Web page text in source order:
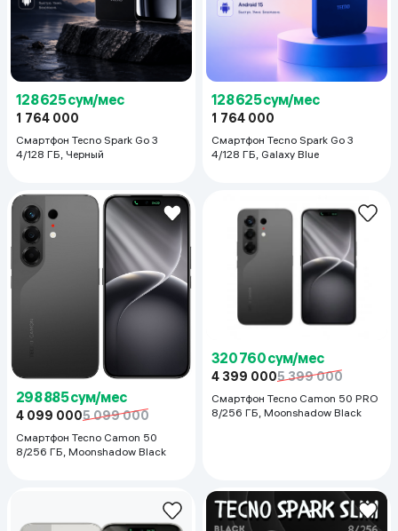
128 625 сум/мес
1 764 000
Смартфон Tecno Spark Go 3
4/128 ГБ, Черный
128 625 сум/мес
1 764 000
Смартфон Tecno Spark Go 3
4/128 ГБ, Galaxy Blue
298 885 сум/мес
4 099 0005 099 000
Смартфон Tecno Camon 50
8/256 ГБ, Moonshadow Black
320 760 сум/мес
4 399 0005 399 000
Смартфон Tecno Camon 50 PRO
8/256 ГБ, Moonshadow Black